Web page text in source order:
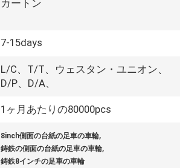
カートン
7-15days
L/C、T/T、ウェスタン・ユニオン、
D/P、D/A、
1ヶ月あたりの80000pcs
8inch側面の台紙の足車の車輪,
鋳鉄の側面の台紙の足車の車輪,
鋳鉄8インチの足車の車輪